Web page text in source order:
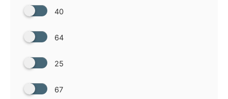
40
64
25
67